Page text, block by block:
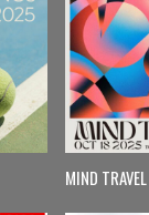
MIND TRAVEL